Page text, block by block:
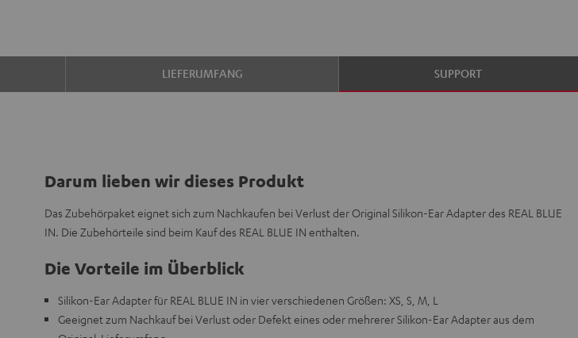
LIEFERUMFANG SUPPORT
Darum lieben wir dieses Produkt
Das Zubehörpaket eignet sich zum Nachkaufen bei Verlust der Original Silikon-Ear Adapter des REAL BLUE
IN. Die Zubehörteile sind beim Kauf des REAL BLUE IN enthalten.
Die Vorteile im Überblick
Silikon-Ear Adapter für REAL BLUE IN in vier verschiedenen Größen: XS, S, M, L
Geeignet zum Nachkauf bei Verlust oder Defekt eines oder mehrerer Silikon-Ear Adapter aus dem